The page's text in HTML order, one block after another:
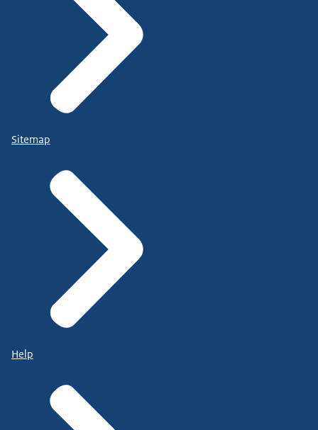
Sitemap
Help